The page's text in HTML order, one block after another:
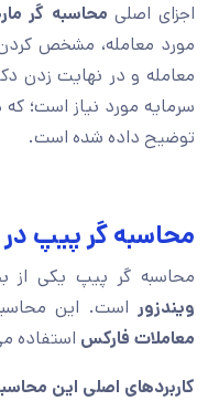
اجزای اصلی محاسبه گر
مورد معامله، مشخص
معامله و در نهایت زدن
سرمایه مورد نیاز است؛
توضیح داده شده است.
محاسبه گر پیپ در
محاسبه گر پیپ یکی
ویندزور است. این
معاملات فارکس استفاده
کاربردهای اصلی این